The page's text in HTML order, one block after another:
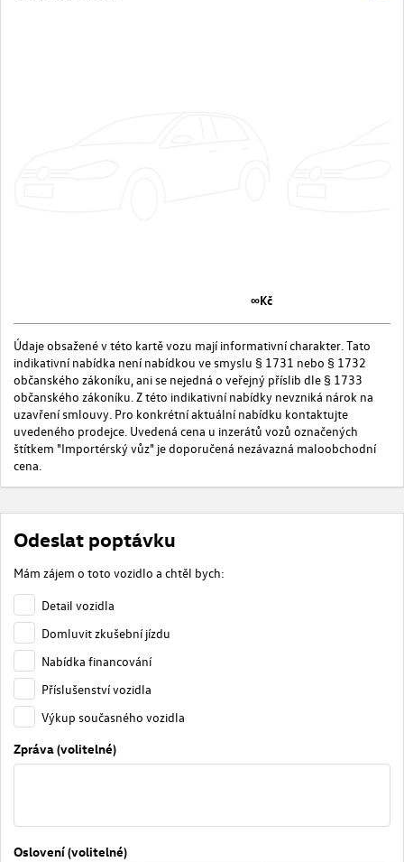
∞Kč
Údaje obsažené v této kartě vozu mají informativní charakter. Tato
indikativní nabídka není nabídkou ve smyslu § 1731 nebo § 1732
občanského zákoníku, ani se nejedná o veřejný příslib dle § 1733
občanského zákoníku. Z této indikativní nabídky nevzniká nárok na
uzavření smlouvy. Pro konkrétní aktuální nabídku kontaktujte
uvedeného prodejce. Uvedená cena u inzerátů vozů označených
štítkem "Importérský vůz" je doporučená nezávazná maloobchodní
cena.
Odeslat poptávku
Mám zájem o toto vozidlo a chtěl bych:
Detail vozidla
Domluvit zkušební jízdu
Nabídka financování
Příslušenství vozidla
Výkup současného vozidla
Zpráva (volitelné)
Oslovení (volitelné)